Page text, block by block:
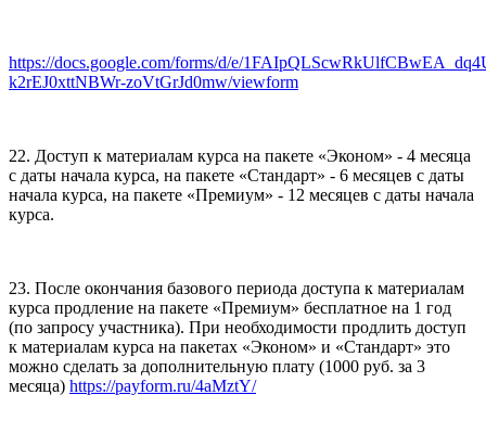
https://docs.google.com/forms/d/e/
k2rEJ0xttNBWr-zoVtGrJd0mw/viewform
22. Доступ к материалам курса на пакете «Эконом» - 4 месяца
с даты начала курса, на пакете «Стандарт» - 6 месяцев с даты
начала курса, на пакете «Премиум» - 12 месяцев с даты начала
курса.
23. После окончания базового периода доступа к материалам
курса продление на пакете «Премиум» бесплатное на 1 год
(по запросу участника). При необходимости продлить доступ
к материалам курса на пакетах «Эконом» и «Стандарт» это
можно сделать за дополнительную плату (1000 руб. за 3
месяца) https://payform.ru/4aMztY/